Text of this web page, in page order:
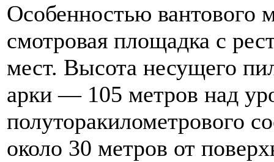
Особенностью вантового
смотровая площадка с
мест. Высота несущего
арки — 105 метров над
полуторакилометрового
около 30 метров от